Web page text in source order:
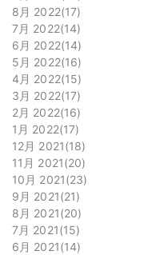
8月 2022 17
7月 2022 14
6月 2022 14
5月 2022 16
4月 2022 15
3月 2022 17
2月 2022 16
1月 2022 17
12月 2021 18
11月 2021 20
10月 2021 23
9月 2021 21
8月 2021 20
7月 2021 15
6月 2021 14